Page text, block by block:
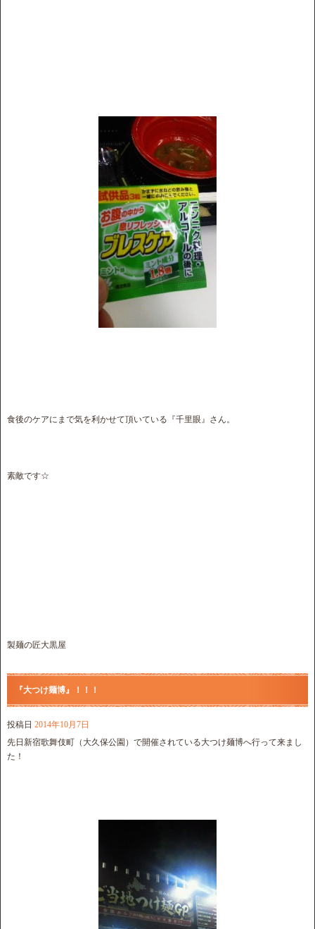
食後のケアにまで気を利かせて頂いている『千里眼』さん。
素敵です☆
製麺の匠大黒屋
『大つけ麺博』！！！
投稿日 2014年10月7日
先日新宿歌舞伎町（大久保公園）で開催されている大つけ麺博へ行って来まし
た！